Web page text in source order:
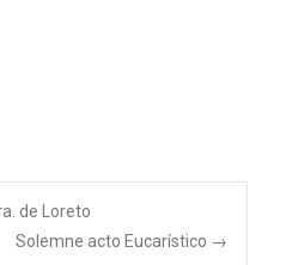
de Loreto
Solemne acto Eucarístico →